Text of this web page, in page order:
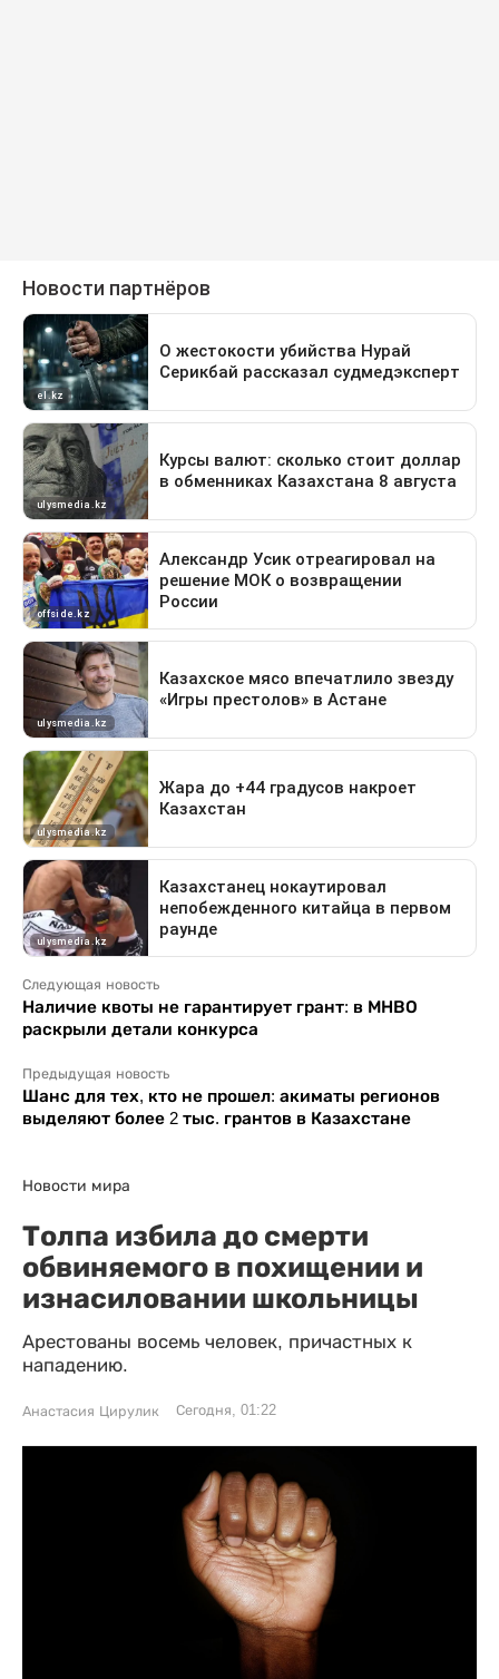
Следующая новость
Наличие квоты не гарантирует грант: в МНВО
раскрыли детали конкурса
Предыдущая новость
Шанс для тех, кто не прошел: акиматы регионов
выделяют более 2 тыс. грантов в Казахстане
Новости мира
Толпа избила до смерти
обвиняемого в похищении и
изнасиловании школьницы
Арестованы восемь человек, причастных к
нападению.
Анастасия Цирулик Сегодня, 01:22